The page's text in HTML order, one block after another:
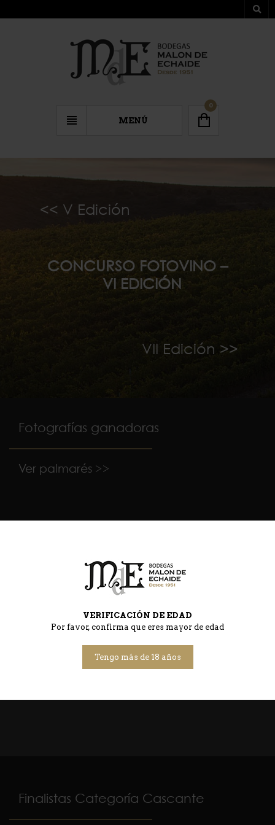
VERIFICACIÓN DE EDAD
Por favor, confirma que eres mayor de edad
Tengo más de 18 años
MENÚ
0
<< V Edición
CONCURSO FOTOVINO –
VI EDICIÓN
VII Edición >>
Fotografías ganadoras
Ver palmarés >>
Finalistas Categoría Bodega
Finalistas Categoría Cascante